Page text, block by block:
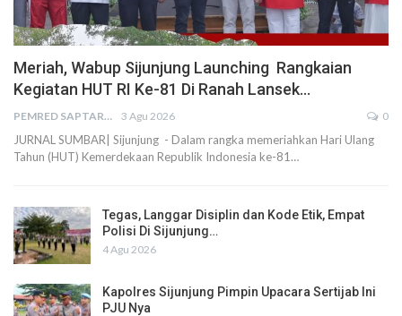
Meriah, Wabup Sijunjung Launching Rangkaian
Kegiatan HUT RI Ke-81 Di Ranah Lansek…
PEMRED SAPTARIUS 3 Agu 2026 0
JURNAL SUMBAR| Sijunjung - Dalam rangka memeriahkan Hari Ulang
Tahun (HUT) Kemerdekaan Republik Indonesia ke-81…
Tegas, Langgar Disiplin dan Kode Etik, Empat
Polisi Di Sijunjung…
4 Agu 2026
Kapolres Sijunjung Pimpin Upacara Sertijab Ini
PJU Nya